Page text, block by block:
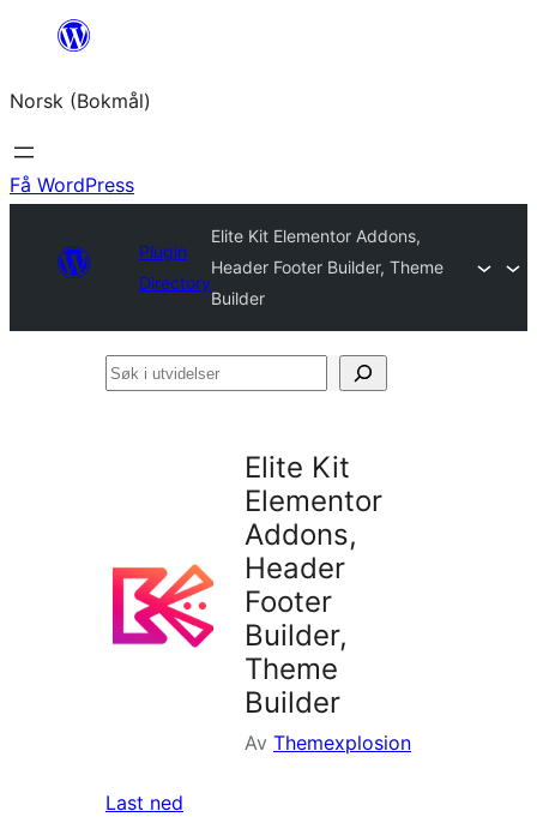
Hopp
innhold
Norsk (Bokmål)
Få WordPress
Plugin
Directory
Elite Kit Elementor Addons,
Header Footer Builder, Theme
Builder
Søk
Elite Kit
Elementor
Addons,
Header
Footer
Builder,
Theme
Builder
Av Themexplosion
Last ned